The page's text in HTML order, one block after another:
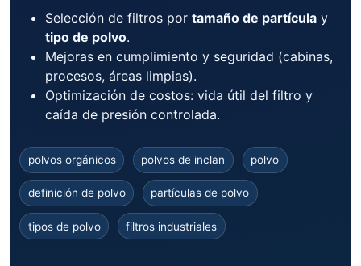
Selección de filtros por tamaño de partícula y
tipo de polvo.
Mejoras en cumplimiento y seguridad (cabinas,
procesos, áreas limpias).
Optimización de costos: vida útil del filtro y
caída de presión controlada.
polvos orgánicos polvos de inclan polvo
definición de polvo partículas de polvo
tipos de polvo filtros industriales